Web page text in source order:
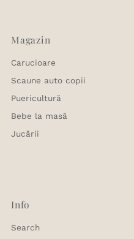
Magazin
Carucioare
Scaune auto copii
Puericultură
Bebe la masă
Jucării
Info
Search